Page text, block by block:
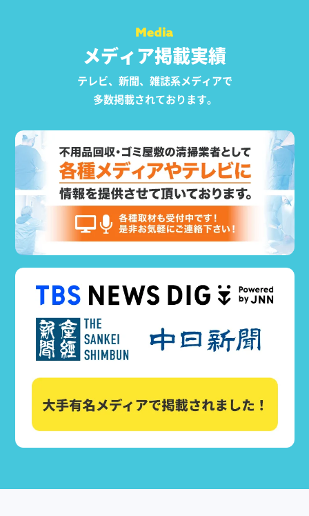
メディア掲載実績
テレビ、新聞、雑誌系メディアで
多数掲載されております。